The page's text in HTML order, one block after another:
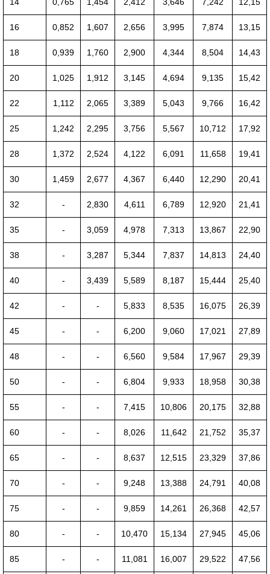
16 0,852 1,607 2,656 3,995 7,874 13,15
18 0,939 1,760 2,900 4,344 8,504 14,43
20 1,025 1,912 3,145 4,694 9,135 15,42
22 1,112 2,065 3,389 5,043 9,766 16,42
25 1,242 2,295 3,756 5,567 10,712 17,92
28 1,372 2,524 4,122 6,091 11,658 19,41
30 1,459 2,677 4,367 6,440 12,290 20,41
32 - 2,830 4,611 6,789 12,920 21,41
35 - 3,059 4,978 7,313 13,867 22,90
38 - 3,287 5,344 7,837 14,813 24,40
40 - 3,439 5,589 8,187 15,444 25,40
42 - - 5,833 8,535 16,075 26,39
45 - - 6,200 9,060 17,021 27,89
48 - - 6,560 9,584 17,967 29,39
50 - - 6,804 9,933 18,958 30,38
55 - - 7,415 10,806 20,175 32,88
60 - - 8,026 11,642 21,752 35,37
65 - - 8,637 12,515 23,329 37,86
70 - - 9,248 13,388 24,791 40,08
75 - - 9,859 14,261 26,368 42,57
80 - - 10,470 15,134 27,945 45,06
85 - - 11,081 16,007 29,522 47,56